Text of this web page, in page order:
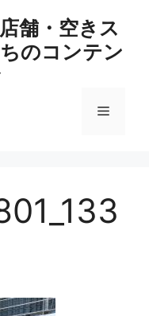
舗・空きス
のコンテン
メ
ュ